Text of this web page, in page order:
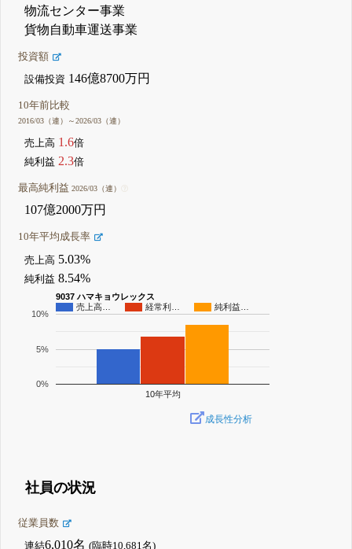
物流センター事業
貨物自動車運送事業
投資額
設備投資 146億8700万円
10年前比較
2016/03（連）～2026/03（連）
売上高 1.6倍
純利益 2.3倍
最高純利益2026/03（連）
107億2000万円
10年平均成長率
売上高 5.03%
純利益 8.54%
9037 ハマキョウレックス
売上高…
経常利… 純利益…
10年平均
0%
5%
10%
成長性分析
社員の状況
従業員数
連結6,010名(臨時10,681名)